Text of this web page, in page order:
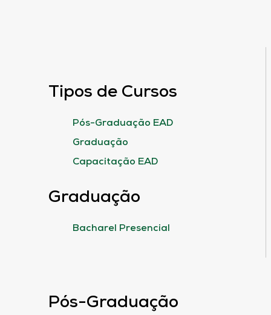
Tipos de Cursos
Pós-Graduação EAD
Graduação
Capacitação EAD
Graduação
Bacharel Presencial
Pós-Graduação